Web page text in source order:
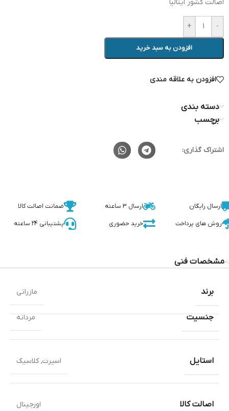
اصالت کشور ایتالیا
-
+
افزودن به سبد خرید
افزودن به علاقه مندی
دسته بندی
برچسب
اشتراک گذاری:
ارسال رایگان ارسال 3 ساعته ضمانت اصالت کالا
روش های پرداخت خرید حضوری پشتیبانی 24 ساعته
مشخصات فنی
جنسیت مردانه
استایل اسپرت,کلاسیک
اصالت کالا اورجینال
برند مازراتی